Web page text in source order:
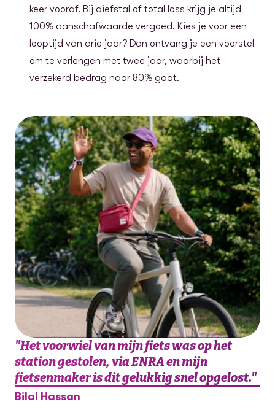
keer vooraf. Bij diefstal of total loss krijg je altijd
100% aanschafwaarde vergoed. Kies je voor een
looptijd van drie jaar? Dan ontvang je een voorstel
om te verlengen met twee jaar, waarbij het
verzekerd bedrag naar 80% gaat.
"Het voorwiel van mijn fiets was op het
station gestolen, via ENRA en mijn
fietsenmaker is dit gelukkig snel opgelost."
Bilal Hassan